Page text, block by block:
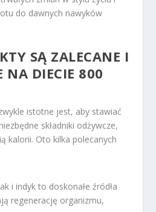
do dawnych nawyków
SĄ ZALECANE I
NA DIECIE 800
istotne jest, aby stawiać
składniki odżywcze,
kalorii. Oto kilka polecanych
i indyk to doskonałe źródła
regenerację organizmu,